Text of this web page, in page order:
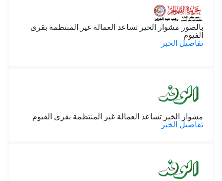
بالصور مشوار الخير تساعد العمالة غير المنتظمة بقرى
الفيوم
تفاصيل الخبر
مشوار الخير تساعد العمالة غير المنتظمة بقرى الفيوم
تفاصيل الخبر